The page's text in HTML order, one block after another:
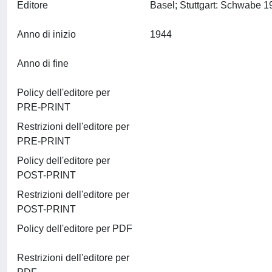
Editore
Anno di inizio
Anno di fine
Policy dell'editore per
PRE-PRINT
Restrizioni dell'editore per
PRE-PRINT
Policy dell'editore per
POST-PRINT
Restrizioni dell'editore per
POST-PRINT
Policy dell'editore per PDF
Restrizioni dell'editore per